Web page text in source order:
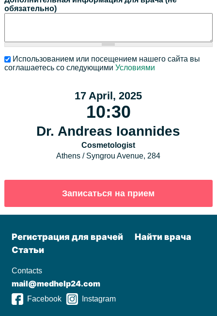
обязательно)
Использованием или посещением нашего сайта вы
соглашаетесь со следующими Условиями
17 April, 2025
10:30
Dr. Andreas Ioannides
Cosmetologist
Athens / Syngrou Avenue, 284
Регистрация для врачей
Найти врача
Статьи
Contacts
mail@medhelp24.com
Facebook Instagram